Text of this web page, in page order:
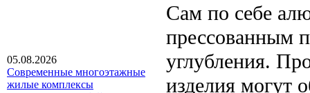
05.08.2026
Современные многоэтажные
жилые комплексы
Сам по себе
прессованным
углубления.
изделия могут